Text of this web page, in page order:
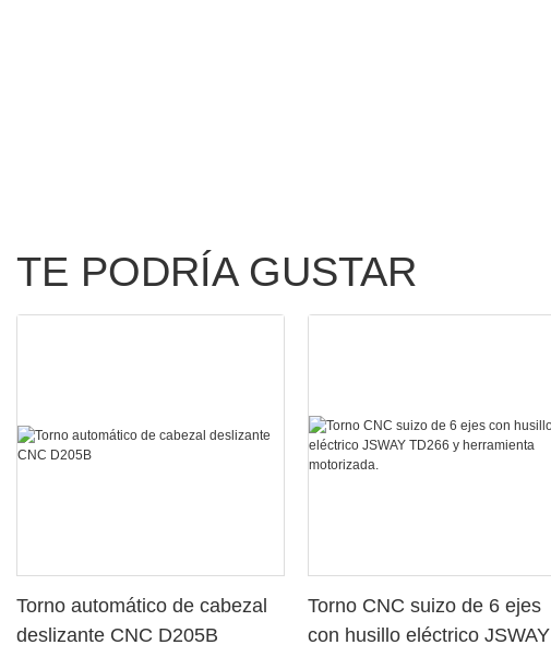
TE PODRÍA GUSTAR
Torno automático de cabezal
deslizante CNC D205B
Torno CNC suizo de 6 ejes
con husillo eléctrico JSWAY